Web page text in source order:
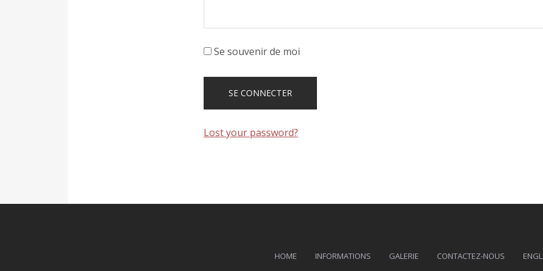
Se souvenir de moi
Lost your password?
HOME INFORMATIONS GALERIE CONTACTEZ-NOUS